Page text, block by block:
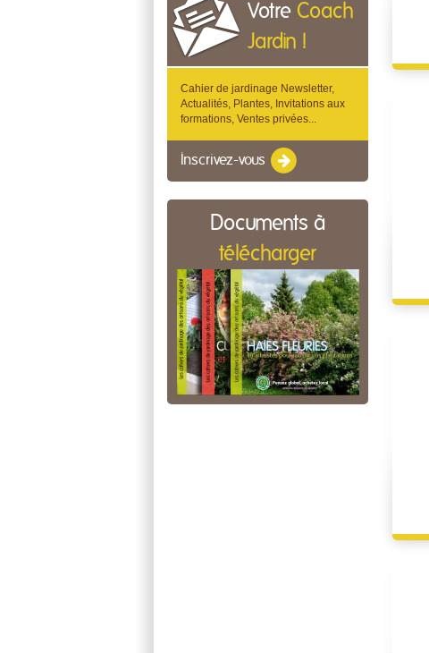
Votre Coach
Jardin !
Cahier de jardinage Newsletter,
Actualités, Plantes, Invitations aux
formations, Ventes privées...
Inscrivez-vous
Documents à
télécharger